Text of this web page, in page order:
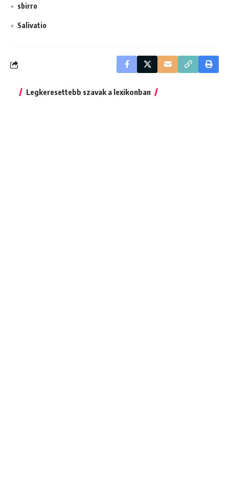
sbirro
Salivatio
Legkeresettebb szavak a lexikonban